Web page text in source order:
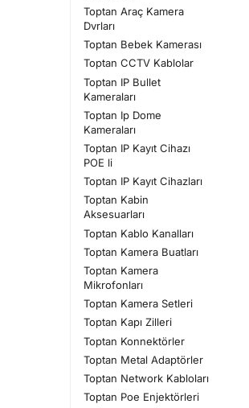
Toptan Araç Kamera
Dvrları
Toptan Bebek Kamerası
Toptan CCTV Kablolar
Toptan IP Bullet
Kameraları
Toptan Ip Dome
Kameraları
Toptan IP Kayıt Cihazı
POE li
Toptan IP Kayıt Cihazları
Toptan Kabin
Aksesuarları
Toptan Kablo Kanalları
Toptan Kamera Buatları
Toptan Kamera
Mikrofonları
Toptan Kamera Setleri
Toptan Kapı Zilleri
Toptan Konnektörler
Toptan Metal Adaptörler
Toptan Network Kabloları
Toptan Poe Enjektörleri